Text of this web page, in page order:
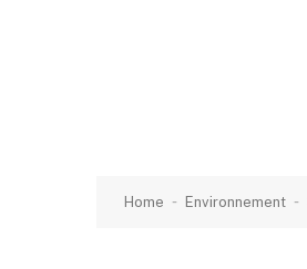
Home - Environnement -